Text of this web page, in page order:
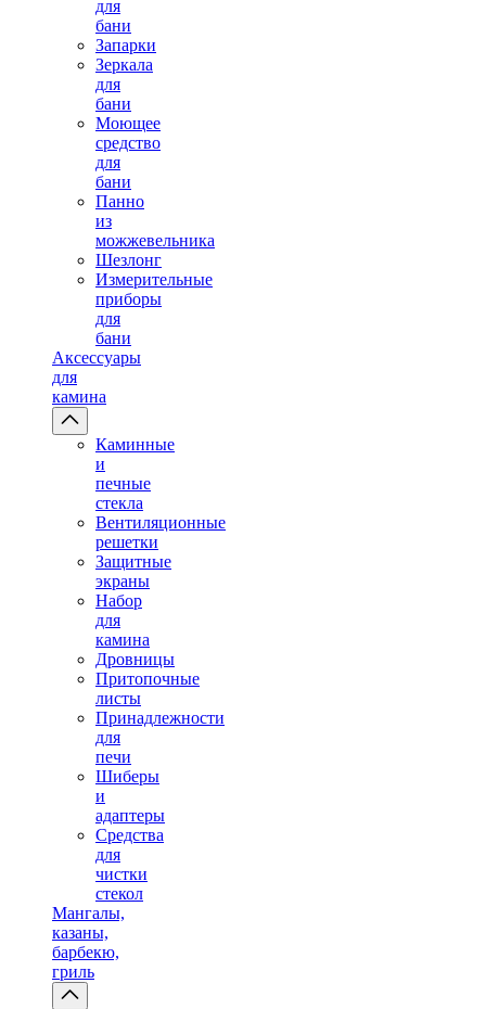
для
бани
Запарки
Зеркала
для
бани
Моющее
средство
для
бани
Панно
из
можжевельника
Шезлонг
Измерительные
приборы
для
бани
Аксессуары
для
камина
Каминные
и
печные
стекла
Вентиляционные
решетки
Защитные
экраны
Набор
для
камина
Дровницы
Притопочные
листы
Принадлежности
для
печи
Шиберы
и
адаптеры
Средства
для
чистки
стекол
Мангалы,
казаны,
барбекю,
гриль